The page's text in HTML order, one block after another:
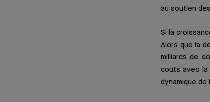
au soutien
Si la
Alors que la
milliards de
coûts avec la
dynamique de